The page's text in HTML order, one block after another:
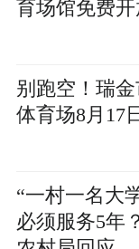
育场馆免费开
别跑空！瑞
体育场8月17
“一村一名大
必须服务5年